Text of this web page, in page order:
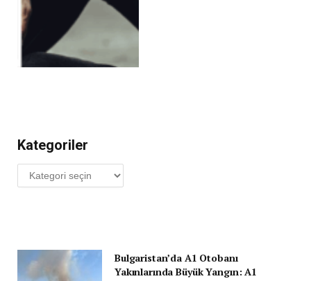
Kategoriler
Kategoriler
Bulgaristan’da A1 Otobanı
Yakınlarında Büyük Yangın: A1